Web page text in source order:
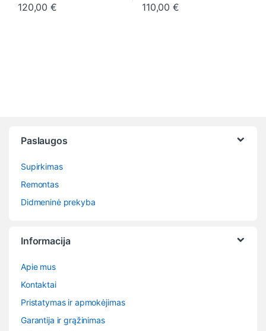
120,00€
This product has multiple variants. The options may be chosen
110,00€
This product has multiple
Paslaugos
Supirkimas
Remontas
Didmeninė prekyba
Informacija
Apie mus
Kontaktai
Pristatymas ir apmokėjimas
Garantija ir grąžinimas